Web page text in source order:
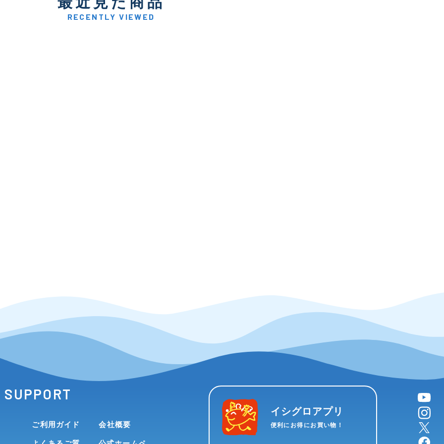
D
著しく状態が悪いが使用はできるもの、改造
品も含む
RECENTLY VIEWED
SUPPORT
ご利用ガイド 会社概要
イシグロアプリ
便利にお得にお買い物！
YouTube
instagram
X
facebook